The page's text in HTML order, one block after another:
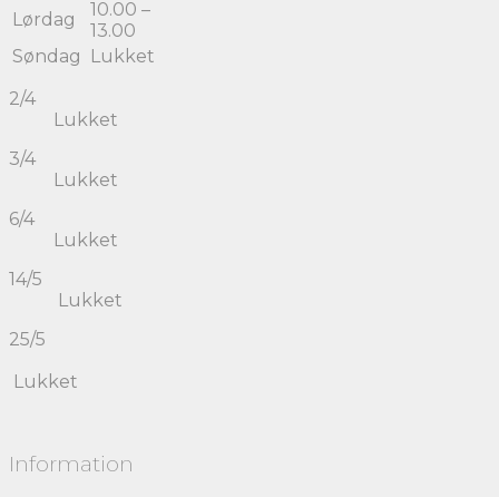
Lørdag
10.00 –
13.00
Søndag
Lukket
2/4
Lukket
3/4
Lukket
6/4
Lukket
14/5
Lukket
25/5
Lukket
Information